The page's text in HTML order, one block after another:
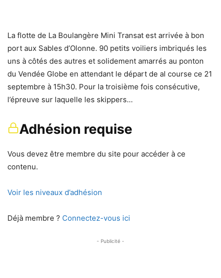
La flotte de La Boulangère Mini Transat est arrivée à bon
port aux Sables d’Olonne. 90 petits voiliers imbriqués les
uns à côtés des autres et solidement amarrés au ponton
du Vendée Globe en attendant le départ de al course ce 21
septembre à 15h30. Pour la troisième fois consécutive,
l’épreuve sur laquelle les skippers…
Adhésion requise
Vous devez être membre du site pour accéder à ce
contenu.
Voir les niveaux d’adhésion
Déjà membre ? Connectez-vous ici
- Publicité -